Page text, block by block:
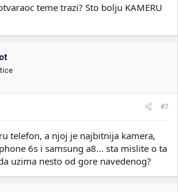
teme trazi? Sto bolju KAMERU
#7
telefon, a njoj je najbitnija kamera,
6s i samsung a8... sta mislite o ta
uzima nesto od gore navedenog?